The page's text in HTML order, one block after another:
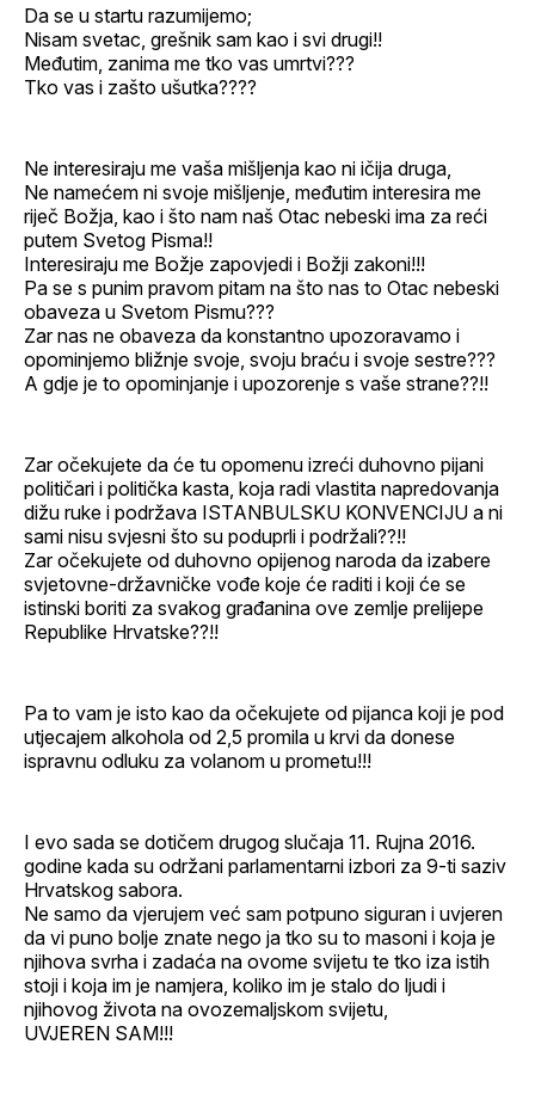
Da se u startu razumijemo;
Nisam svetac, grešnik sam kao i svi drugi!!
Međutim, zanima me tko vas umrtvi???
Tko vas i zašto ušutka????
Ne interesiraju me vaša mišljenja kao ni ičija druga,
Ne namećem ni svoje mišljenje, međutim interesira me
riječ Božja, kao i što nam naš Otac nebeski ima za reći
putem Svetog Pisma!!
Interesiraju me Božje zapovjedi i Božji zakoni!!!
Pa se s punim pravom pitam na što nas to Otac nebeski
obaveza u Svetom Pismu???
Zar nas ne obaveza da konstantno upozoravamo i
opominjemo bližnje svoje, svoju braću i svoje sestre???
A gdje je to opominjanje i upozorenje s vaše strane??!!
Zar očekujete da će tu opomenu izreći duhovno pijani
političari i politička kasta, koja radi vlastita napredovanja
dižu ruke i podržava ISTANBULSKU KONVENCIJU a ni
sami nisu svjesni što su poduprli i podržali??!!
Zar očekujete od duhovno opijenog naroda da izabere
svjetovne-državničke vođe koje će raditi i koji će se
istinski boriti za svakog građanina ove zemlje prelijepe
Republike Hrvatske??!!
Pa to vam je isto kao da očekujete od pijanca koji je pod
utjecajem alkohola od 2,5 promila u krvi da donese
ispravnu odluku za volanom u prometu!!!
I evo sada se dotičem drugog slučaja 11. Rujna 2016.
godine kada su održani parlamentarni izbori za 9-ti saziv
Hrvatskog sabora.
Ne samo da vjerujem već sam potpuno siguran i uvjeren
da vi puno bolje znate nego ja tko su to masoni i koja je
njihova svrha i zadaća na ovome svijetu te tko iza istih
stoji i koja im je namjera, koliko im je stalo do ljudi i
njihovog života na ovozemaljskom svijetu,
UVJEREN SAM!!!